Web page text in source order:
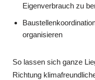
Eigenverbrauch zu
organisieren
So lassen sich ganze
Richtung